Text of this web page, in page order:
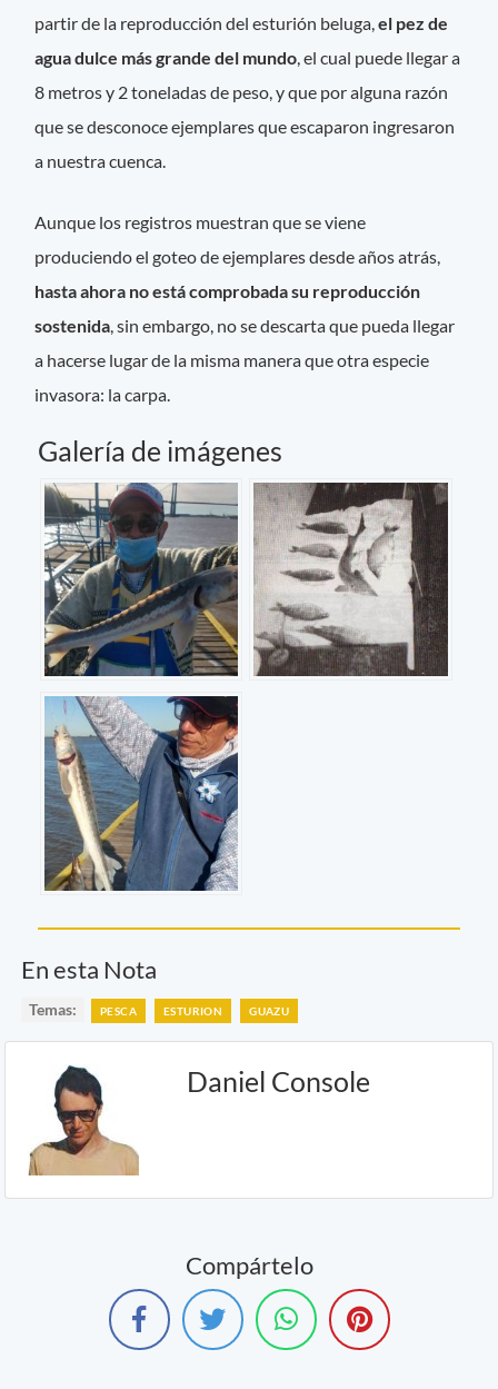
partir de la reproducción del esturión beluga,el pez de
agua dulce más grande del mundo , el cual puede llegar a
8 metros y 2 toneladas de peso, y que por alguna razón
que se desconoce ejemplares que escaparon ingresaron
a nuestra cuenca.
Aunque los registros muestran que se viene
produciendo el goteo de ejemplares desde años atrás,
hasta ahora no está comprobada su reproducción
sostenida, sin embargo, no se descarta que pueda llegar
a hacerse lugar de la misma manera que otra especie
invasora: la carpa.
Galería de imágenes
En esta Nota
Temas: PESCA ESTURION GUAZU
Daniel Console
Compártelo